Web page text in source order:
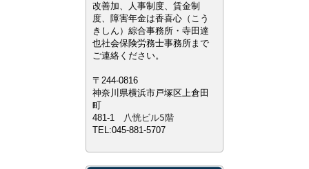
改善加、人事制度、賃金制
度、障害年金は香喜心（こう
きしん）綜合事務所・寺田達
也社会保険労務士事務所まで
ご連絡ください。
〒244-0816
神奈川県横浜市戸塚区上倉田
町
481-1 八恍ビル5階
TEL:045-881-5707